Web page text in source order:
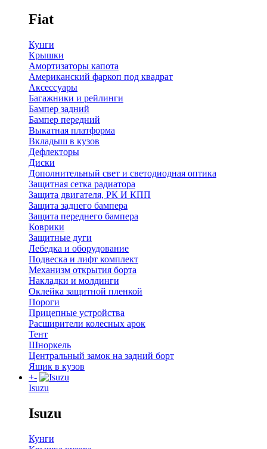
Fiat
Кунги
Крышки
Амортизаторы капота
Американский фаркоп под квадрат
Аксессуары
Багажники и рейлинги
Бампер задний
Бампер передний
Выкатная платформа
Вкладыш в кузов
Дефлекторы
Диски
Дополнительный свет и светодиодная оптика
Защитная сетка радиатора
Защита двигателя, РК И КПП
Защита заднего бампера
Защита переднего бампера
Коврики
Защитные дуги
Лебедка и оборудование
Подвеска и лифт комплект
Механизм открытия борта
Накладки и молдинги
Оклейка защитной пленкой
Пороги
Прицепные устройства
Расширители колесных арок
Тент
Шноркель
Центральный замок на задний борт
Ящик в кузов
+-
Isuzu
Isuzu
Кунги